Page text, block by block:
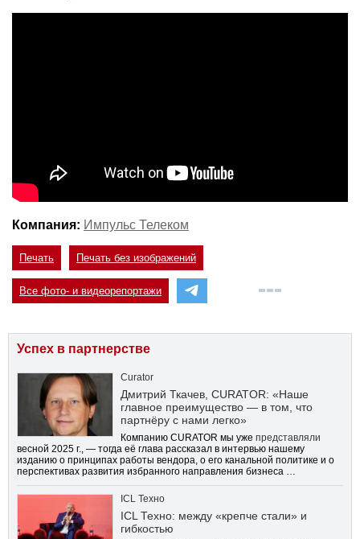
Компания: Импульс Телеком
Печать Печать без изображений
Все фото- и видеорепортажи
Успех в партнерстве
Curator
Дмитрий Ткачев, CURATOR: «Наше
главное преимущество — в том, что
партнёру с нами легко»
Компанию CURATOR мы уже представляли
весной 2025 г., — тогда её глава рассказал в интервью нашему
изданию о принципах работы вендора, о его канальной политике и о
перспективах развития избранного направления бизнеса …
ICL Техно
ICL Техно: между «крепче стали» и
гибкостью